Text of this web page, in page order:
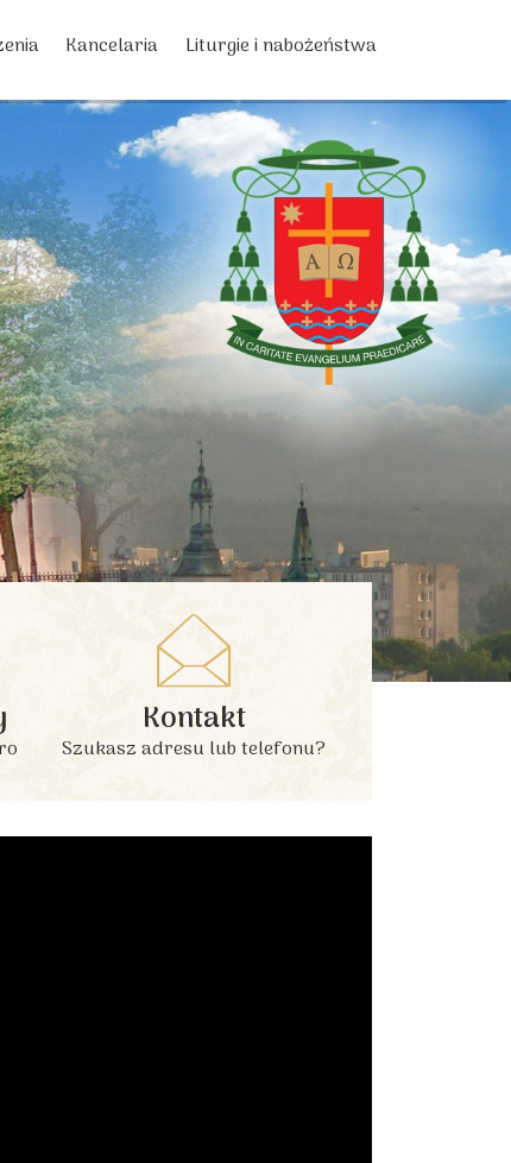
Kancelaria Liturgie i nabożeństwa
Kontakt
Szukasz adresu lub telefonu?